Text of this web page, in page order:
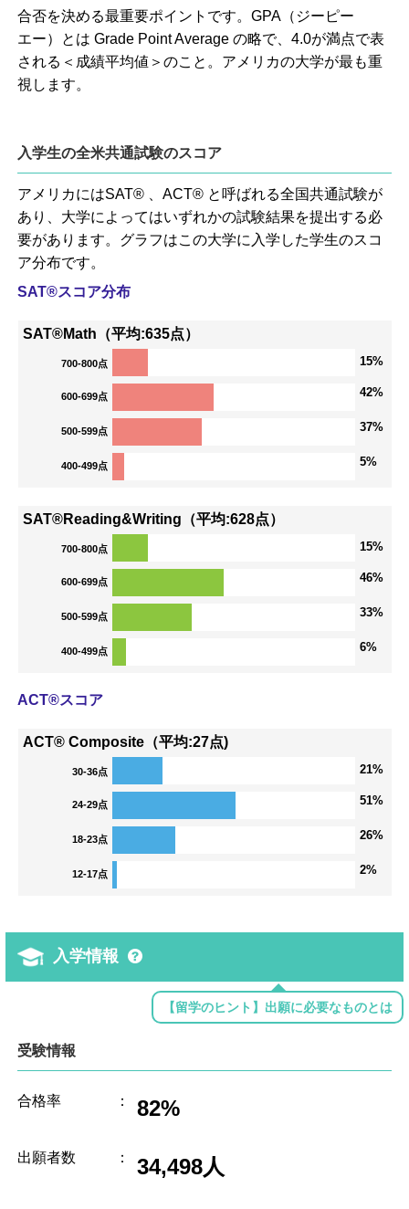
合否を決める最重要ポイントです。GPA（ジーピー
エー）とは Grade Point Average の略で、4.0が満点で表
される＜成績平均値＞のこと。アメリカの大学が最も重
視します。
入学生の全米共通試験のスコア
アメリカにはSAT® 、ACT® と呼ばれる全国共通試験が
あり、大学によってはいずれかの試験結果を提出する必
要があります。グラフはこの大学に入学した学生のスコ
ア分布です。
SAT®スコア分布
SAT®Math（平均:635点）
700-800点 15%
600-699点 42%
500-599点 37%
400-499点 5%
SAT®Reading&Writing（平均:628点）
700-800点 15%
600-699点 46%
500-599点 33%
400-499点 6%
ACT®スコア
ACT® Composite（平均:27点)
30-36点 21%
24-29点 51%
18-23点 26%
12-17点 2%
入学情報
【留学のヒント】出願に必要なものとは
受験情報
合格率 ： 82%
出願者数 ： 34,498人